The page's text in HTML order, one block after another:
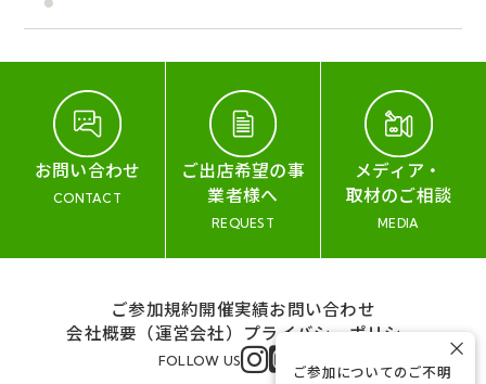
お問い合わせ
CONTACT
ご出店希望の事
業者様へ
REQUEST
メディア・
取材のご相談
MEDIA
ご参加規約開催実績お問い合わせ
会社概要（運営会社） プライバシーポリシー
FOLLOW US
ご参加についてのご不明
×